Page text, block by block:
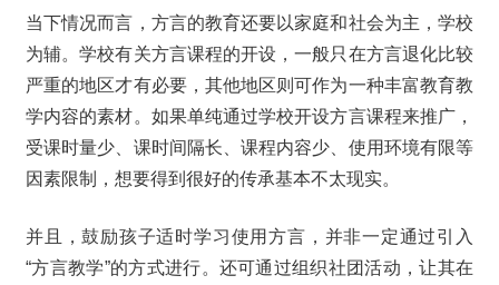
当下情况而言，方言的教育还要以家庭和社会为主，学校
为辅。学校有关方言课程的开设，一般只在方言退化比较
严重的地区才有必要，其他地区则可作为一种丰富教育教
学内容的素材。如果单纯通过学校开设方言课程来推广，
受课时量少、课时间隔长、课程内容少、使用环境有限等
因素限制，想要得到很好的传承基本不太现实。
并且，鼓励孩子适时学习使用方言，并非一定通过引入
“方言教学”的方式进行。还可通过组织社团活动，让其在